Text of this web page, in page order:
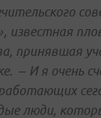
известная
принявшая
– И я очень
люди,